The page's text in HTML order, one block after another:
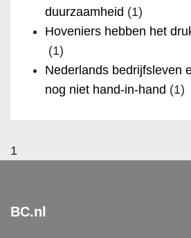
duurzaamheid (1)
Hoveniers hebben het
(1)
Nederlands bedrijfsleven
nog niet hand-in-hand (1)
1
BC.nl